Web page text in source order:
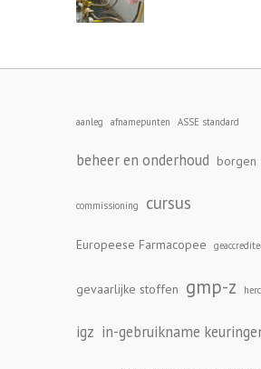
aanleg afnamepunten ASSE standard
beheer en onderhoud borgen
commissioning cursus
Europeese Farmacopee
gevaarlijke stoffen gmp-z
igz in-gebruikname